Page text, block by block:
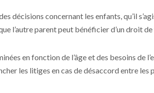
décisions concernant les enfants, qu’il
l’autre parent peut bénéficier d’un droit
en fonction de l’âge et des besoins de
les litiges en cas de désaccord entre les